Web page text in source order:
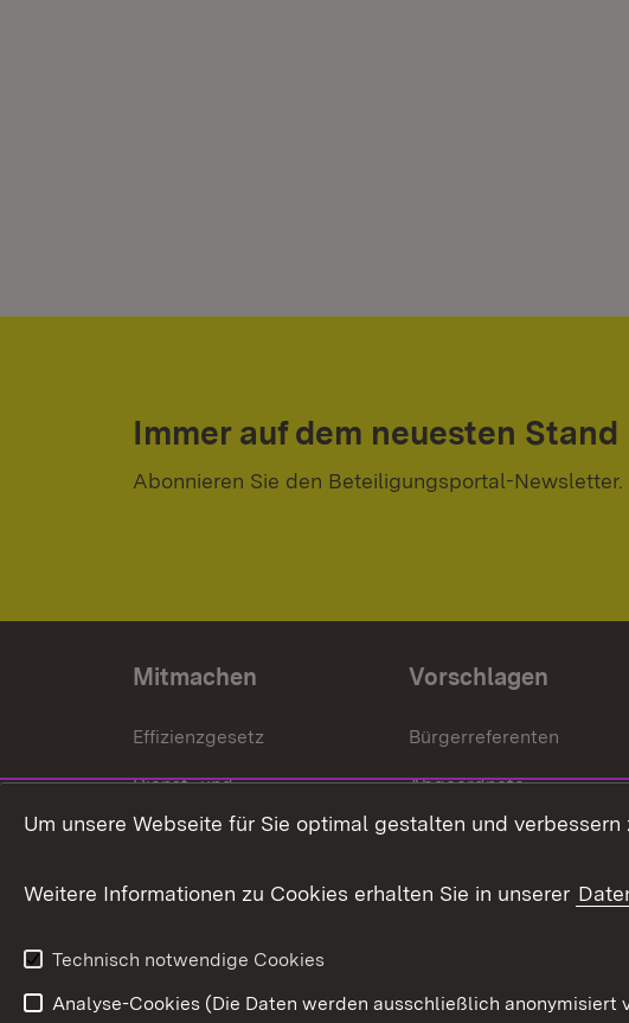
Immer auf dem neuesten Stand
Abonnieren Sie den Beteiligungsportal-Newsletter.
Mitmachen
Effizienzgesetz
Dienst- und
Versorgungsbezüge
Weitere
Vorschlagen
Bürgerreferenten
Abgeordnete
Bürgerbeauftragte
Um unsere Webseite für Sie optimal gestalten und
Weitere Informationen zu Cookies erhalten Sie in unserer
Technisch notwendige Cookies
Analyse-Cookies (Die Daten werden ausschließlich anonymisiert